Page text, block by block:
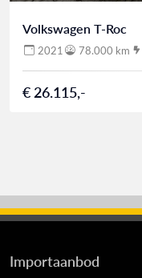
Volkswagen T-Roc
2021 78.000 km
€ 26.115,-
Importaanbod